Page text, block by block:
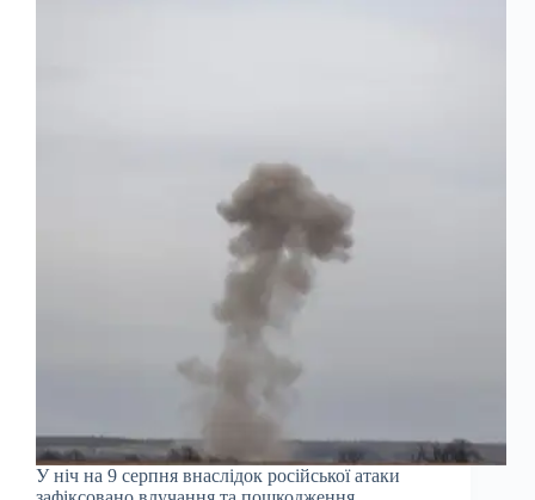
У ніч на 9 серпня внаслідок російської атаки